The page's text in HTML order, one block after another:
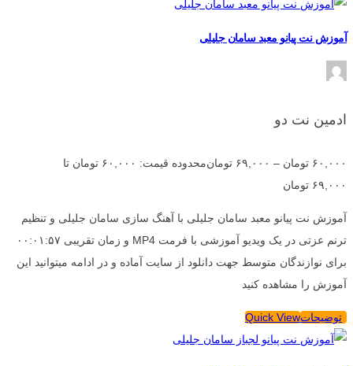
آموزش نت پیانو معبد سامان جلیلی
ادمین نت دو
۶۰,۰۰۰ تومان – ۶۹,۰۰۰ تومان
محدوده قیمت: ۶۰,۰۰۰ تومان تا
۶۹,۰۰۰ تومان
آموزش نت پیانو معبد سامان جلیلی با آهنگ سازی سامان جلیلی و تنظیم
ترنم عزتی در یک ویدیو آموزشی با فرمت MP4 و زمان تقریبی ۰۰:۰۱:۵۷
برای نوازندگان متوسط جهت دانلود از سایت آماده و در ادامه میتوانید این
آموزش را مشاهده کنید
توضیحاتQuick View